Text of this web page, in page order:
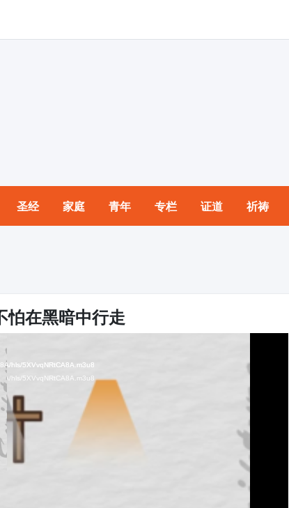
圣经 家庭 青年 专栏 证道 祈祷
怕在黑暗中行走
hls/5XVvqNRtCA8A.m3u8
hls/5XVvqNRtCA8A.m3u8
hls/5XVvqNRtCA8A.m3u8